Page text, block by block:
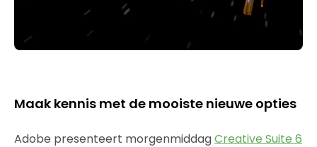
Maak kennis met de mooiste nieuwe opties
Adobe presenteert morgenmiddagCreative Suite 6